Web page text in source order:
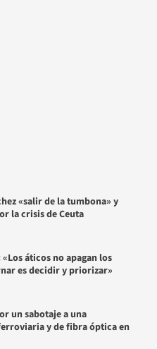
«salir de la tumbona» y
la crisis de Ceuta
áticos no apagan los
es decidir y priorizar»
un sabotaje a una
y de fibra óptica en